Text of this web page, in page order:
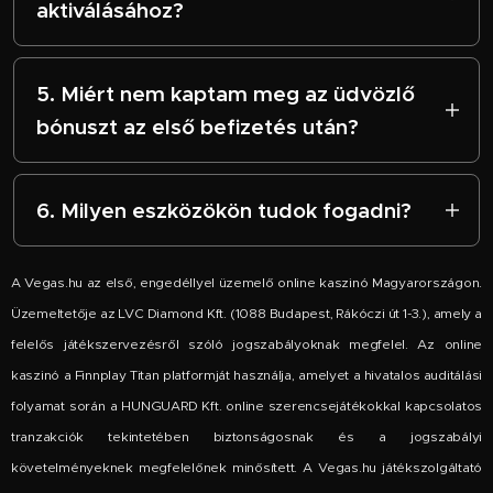
online fizetési módoknál ez még gyorsabb
lehet. A folyamat felgyorsítása érdekében
javasoljuk, hogy a regisztráció után azonnal
(hitelesítés).
aktiválásához?
Válasz:A legtöbb esetben nincs szükség
külön kódra, az ajánlatok a befizetési
felületen aktiválódnak. Bizonyos exkluzív
egyedi kódra – ezeket aKuponkirály
felületén folyamatosan frissítjük, hogy ne
5. Miért nem kaptam meg az üdvözlő
bónuszt az első befizetés után?
Válasz:A leggyakoribb hiba, hogy a
befizetési ablakban nem választják ki
előtt jelöld be a kívánt sportfogadási
kedvezményt, mert utólagos jóváírásra
nincs mindig lehetőség!
6. Milyen eszközökön tudok fogadni?
optimalizált minden eszközre. Legyen szó
asztali számítógépről, tabletről vagy
mobiltelefonról, a felület gyors és
könnyen kezelhető, így bárhonnan
követheted az eseményeket és a
szelvényeid alakulását.
A Vegas.hu az első, engedéllyel üzemelő online kaszinó Magyarországon.
Üzemeltetője az LVC Diamond Kft. (1088 Budapest, Rákóczi út 1-3.), amely a
felelős játékszervezésről szóló jogszabályoknak megfelel. Az online
kaszinó a Finnplay Titan platformját használja, amelyet a hivatalos auditálási
folyamat során a HUNGUARD Kft. online szerencsejátékokkal kapcsolatos
tranzakciók tekintetében biztonságosnak és a jogszabályi
követelményeknek megfelelőnek minősített. A Vegas.hu játékszolgáltató